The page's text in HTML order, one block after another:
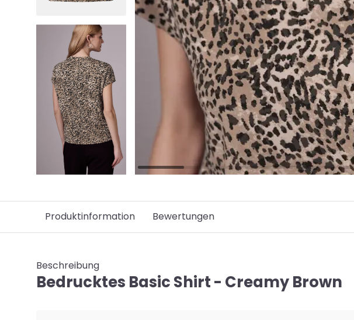
Produktinformation Bewertungen
Beschreibung
Bedrucktes Basic Shirt - Creamy Brown